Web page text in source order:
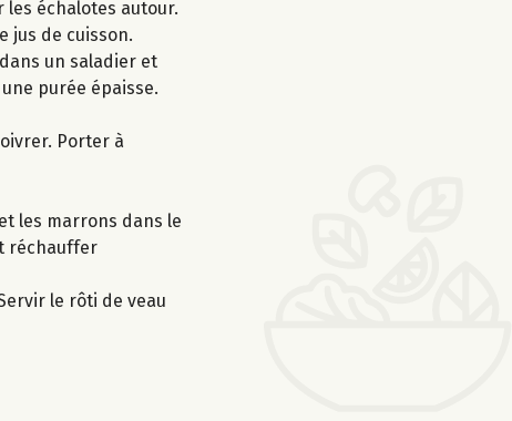
échalotes autour.
jus de cuisson.
un saladier et
purée épaisse.
Porter à
les marrons dans le
réchauffer
le rôti de veau